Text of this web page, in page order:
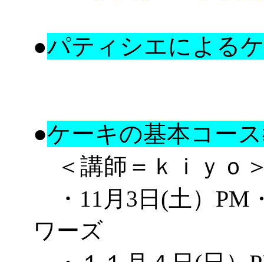
●パティシエによる
●ケーキの基本コー
＜講師＝ｋｉｙｏ
・ 11月3日 (土 ） PM
ワーズ